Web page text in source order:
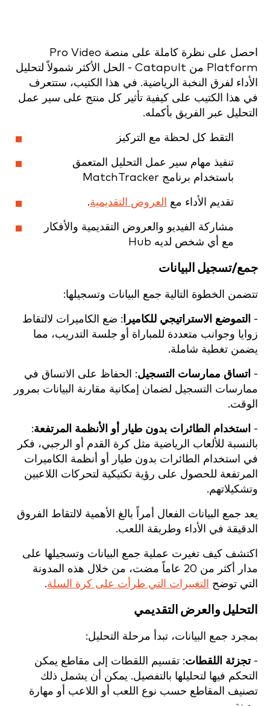
احصل على نظرة كاملة على منصة Pro Video
Platform من Catapult - الحل الأكثر شمولاً لتحليل
الأداء لفرق النخبة الرياضية. في هذا الكتيب، ستتعرف
في هذا الكتيب على كيفية تأثير كل منتج على سير عمل
التحليل عبر الفريق بأكمله.
التقط كل لحظة مع التركيز
تنفيذ مهام سير عمل التحليل المتعمق
باستخدام برنامج MatchTracker
تقديم الأداء مع العروض التقديمية.
مشاركة الفيديو والعروض التقديمية والأفكار
مع أي شخص لديه Hub
جمع/تسجيل البيانات
تتضمن الخطوة التالية جمع البيانات وتسجيلها:
- التموضع الاستراتيجي للكاميرا : ضع الكاميرات لالتقاط
زوايا وجوانب متعددة للمباراة أو جلسة التدريب، مما
يضمن تغطية شاملة.
- اتساق ممارسات التسجيل: الحفاظ على الاتساق في
ممارسات التسجيل لضمان إمكانية مقارنة البيانات بمرور
الوقت.
- استخدام الطائرات بدون طيار أو الأنظمة المرتفعة:
بالنسبة للألعاب الرياضية مثل كرة القدم أو الرجبي، فكر
في استخدام الطائرات بدون طيار أو أنظمة الكاميرات
المرتفعة للحصول على رؤية تكتيكية لتحركات اللاعبين
وتشكيلاتهم.
يعد جمع البيانات الفعال أمراً بالغ الأهمية لالتقاط الفروق
الدقيقة في الأداء وطريقة اللعب.
اكتشف كيف تغيرت عملية جمع البيانات وتسجيلها على
مدار أكثر من 20 عاماً مضت، من خلال هذه المدونة
التي توضح
التغييرات التي طرأت على كرة السلة.
التحليل والعرض التقديمي
بمجرد جمع البيانات، تبدأ مرحلة التحليل:
-تجزئة اللقطات: تقسيم اللقطات إلى مقاطع يمكن
التحكم فيها لتحليلها بالتفصيل. يمكن أن يشمل ذلك
تصنيف المقاطع حسب نوع اللعب أو اللاعب أو مهارة